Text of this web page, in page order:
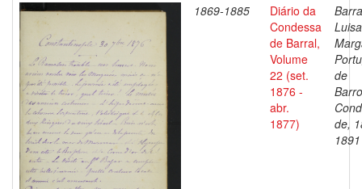
1869-1885
Diário da
Condessa
de Barral,
Volume
22 (set.
1876 -
abr.
1877)
Luisa
de
de,
1891